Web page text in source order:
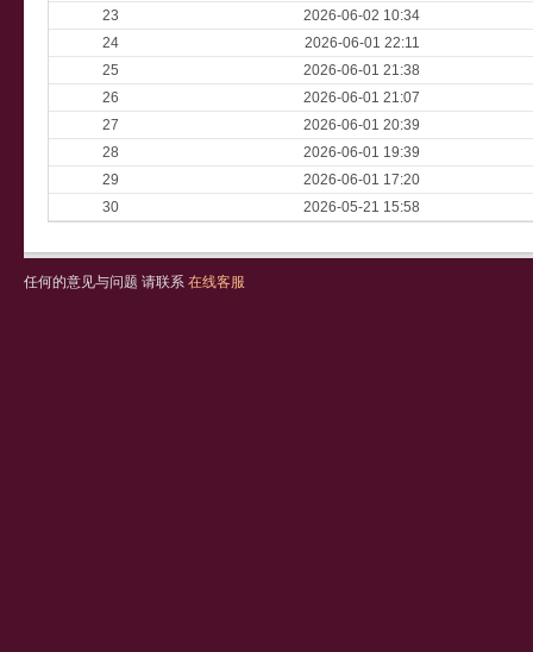
23
2026-06-02 10:34
24
2026-06-01 22:11
25
2026-06-01 21:38
26
2026-06-01 21:07
27
2026-06-01 20:39
28
2026-06-01 19:39
29
2026-06-01 17:20
30
2026-05-21 15:58
任何的意见与问题 请联系 在线客服